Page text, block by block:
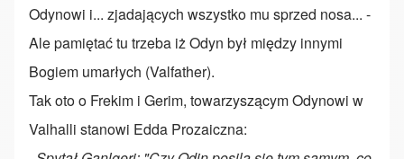
Odynowi i... zjadających wszystko mu sprzed nosa... -
Ale pamiętać tu trzeba iż Odyn był między innymi
Bogiem umarłych (Valfather).
Tak oto o Frekim i Gerim, towarzyszącym Odynowi w
Valhalli stanowi Edda Prozaiczna: